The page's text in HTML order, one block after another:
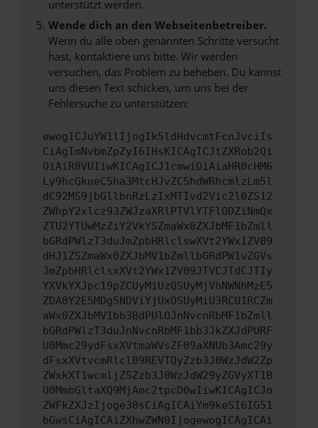
unterstützt werden.
Wende dich an den Webseitenbetreiber.
Wenn du alle oben genannten Schritte versucht
hast, kontaktiere uns bitte. Wir werden
versuchen, das Problem zu beheben. Du kannst
uns diesen Text schicken, um uns bei der
Fehlersuche zu unterstützen:
ewogICJuYW1lIjogIk5ldHdvcmtFcnJvciIs
CiAgImNvbmZpZyI6IHsKICAgICJtZXRob2Qi
OiAiR0VUIiwKICAgICJ1cmwiOiAiaHR0cHM6
Ly9hcGkueC5ha3MtcHJvZC5hdWRhcmlzLm5l
dC92MS9jbGllbnRzLzIxMTIvd2Vic2l0ZS12
ZWhpY2xlcz93ZWJzaXRlPTVlYTFlODZiNmQx
ZTU2YTUwMzZiY2VkYSZmaWx0ZXJbMF1bZmll
bGRdPWlzT3duJmZpbHRlclswXVt2YWx1ZV09
dHJ1ZSZmaWx0ZXJbMV1bZmllbGRdPW1vZGVs
JmZpbHRlclsxXVt2YWx1ZV09JTVCJTdCJTIy
YXVkYXJpc19pZCUyMiUzQSUyMjVhNWNhMzE5
ZDA0Y2E5MDg5NDViYjUxOSUyMiU3RCU1RCZm
aWx0ZXJbMV1bb3BdPUlOJnNvcnRbMF1bZmll
bGRdPWlzT3duJnNvcnRbMF1bb3JkZXJdPURF
U0Mmc29ydFsxXVtmaWVsZF09aXNUb3Amc29y
dFsxXVtvcmRlcl09REVTQyZzb3J0WzJdW2Zp
ZWxkXT1wcmljZSZzb3J0WzJdW29yZGVyXT1B
U0MmbGltaXQ9MjAmc2tpcD0wIiwKICAgICJo
ZWFkZXJzIjoge30sCiAgICAiYm9keSI6IG51
bGwsCiAgICAiZXhwZWN0IjogewogICAgICAi